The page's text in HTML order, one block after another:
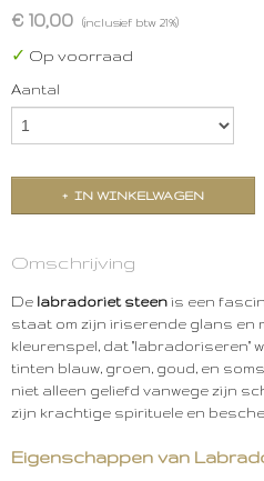
€ 10,00 (inclusief btw 21%)
✓ Op voorraad
Aantal
IN WINKELWAGEN
Omschrijving
De labradoriet steen is een
staat om zijn iriserende glans en
kleurenspel, dat "labradoriseren"
tinten blauw, groen, goud, en
niet alleen geliefd vanwege zijn
zijn krachtige spirituele en
Eigenschappen van